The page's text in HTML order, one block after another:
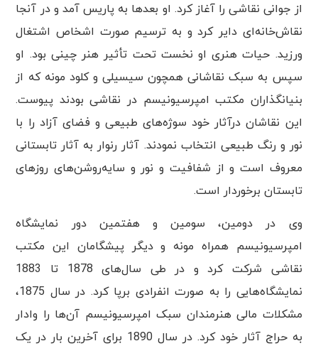
از جوانی نقاشی را آغاز کرد. او بعدها به پاریس آمد و در آنجا
نقاش‌خانه‌ای دایر کرد و به ترسیم صورت اشخاص اشتغال
ورزید. حیات هنری او نخست تحت تأثیر هنر چینی بود. او
سپس به سبک نقاشانی همچون سیسیلی و کلود مونه که از
بنیانگذاران مکتب امپرسیونیسم در نقاشی بودند پیوست.
این نقاشان درآثار خود سوژه‌های طبیعی و فضای آزاد را با
نور و رنگ طبیعی انتخاب نمودند. آثار رنوار به آثار تابستانی
معروف است و از شفافیت و نور و سایه‌روشن‌های روزهای
تابستان برخوردار است.
وی در دومین، سومین و هفتمین دور نمایشگاه
امپرسیونیسم همراه مونه و دیگر پیشگامان این مکتب
نقاشی شرکت کرد و در طی سال‌های 1878 تا 1883
نمایشگاه‌هایی را به صورت انفرادی برپا کرد. در سال 1875،
مشکلات مالی هنرمندان سبک امپرسیونیسم آن‌ها را وادار
به حراج آثار خود کرد. در سال 1890 برای آخرین بار در یک